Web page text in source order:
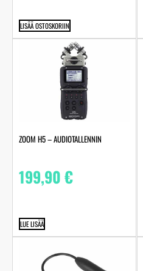
LISÄÄ OSTOSKORIIN
ZOOM H5 – AUDIOTALLENNIN
199,90€
LUE LISÄÄ